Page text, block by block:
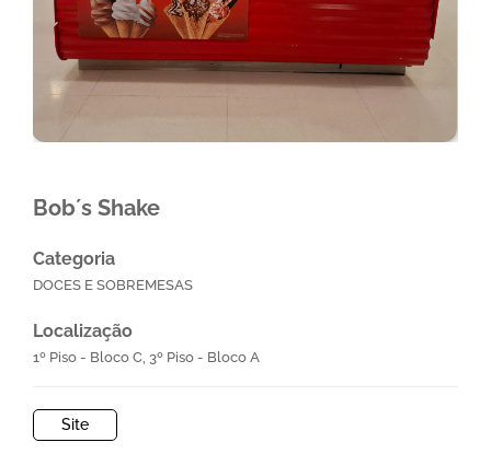
Bob´s Shake
Categoria
DOCES E SOBREMESAS
Localização
1º Piso - Bloco C, 3º Piso - Bloco A
Site